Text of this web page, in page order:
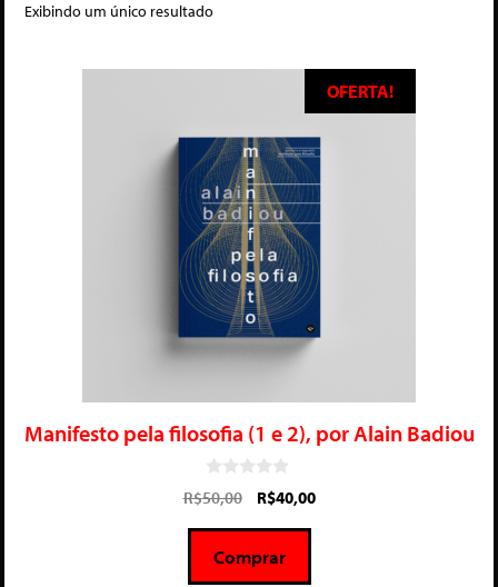
Exibindo um único resultado
OFERTA!
Manifesto pela filosofia (1 e 2), por Alain Badiou
0
d
5
R$50,00 R$40,00
Comprar